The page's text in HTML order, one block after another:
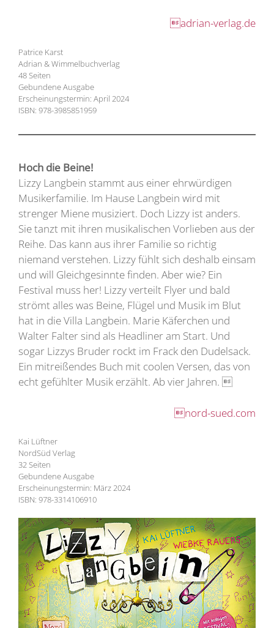
adrian-verlag.de
Patrice Karst
Adrian & Wimmelbuchverlag
48 Seiten
Gebundene Ausgabe
Erscheinungstermin: April 2024
ISBN: 978-3985851959
Hoch die Beine!
Lizzy Langbein stammt aus einer ehrwürdigen
Musikerfamilie. Im Hause Langbein wird mit
strenger Miene musiziert. Doch Lizzy ist anders.
Sie tanzt mit ihren musikalischen Vorlieben aus der
Reihe. Das kann aus ihrer Familie so richtig
niemand verstehen. Lizzy fühlt sich deshalb einsam
und will Gleichgesinnte finden. Aber wie? Ein
Festival muss her! Lizzy verteilt Flyer und bald
strömt alles was Beine, Flügel und Musik im Blut
hat in die Villa Langbein. Marie Käferchen und
Walter Falter sind als Headliner am Start. Und
sogar Lizzys Bruder rockt im Frack den Dudelsack.
Ein mitreißendes Buch mit coolen Versen, das von
echt gefühlter Musik erzählt. Ab vier Jahren. 
nord-sued.com
Kai Lüftner
NordSüd Verlag
32 Seiten
Gebundene Ausgabe
Erscheinungstermin: März 2024
ISBN: 978-3314106910